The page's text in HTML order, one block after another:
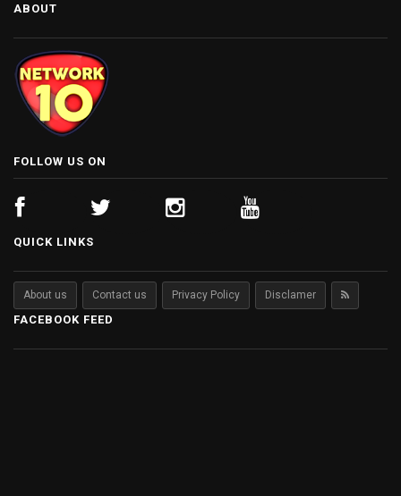
ABOUT
FOLLOW US ON
QUICK LINKS
About us Contact us Privacy Policy Disclamer
FACEBOOK FEED